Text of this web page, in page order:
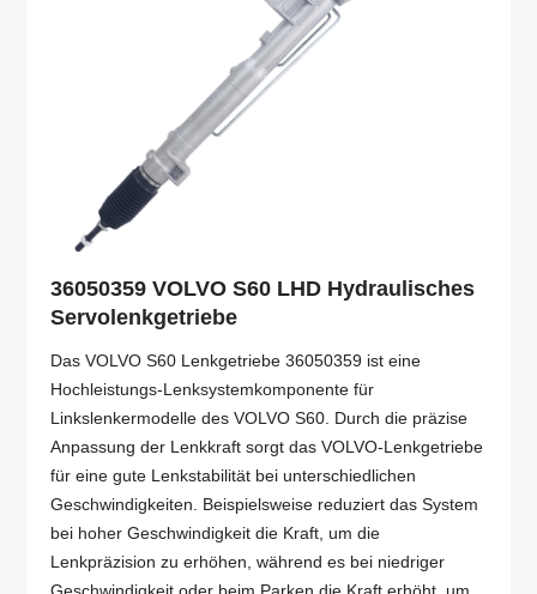
36050359 VOLVO S60 LHD Hydraulisches
Servolenkgetriebe
Das VOLVO S60 Lenkgetriebe 36050359 ist eine
Hochleistungs-Lenksystemkomponente für
Linkslenkermodelle des VOLVO S60. Durch die präzise
Anpassung der Lenkkraft sorgt das VOLVO-Lenkgetriebe
für eine gute Lenkstabilität bei unterschiedlichen
Geschwindigkeiten. Beispielsweise reduziert das System
bei hoher Geschwindigkeit die Kraft, um die
Lenkpräzision zu erhöhen, während es bei niedriger